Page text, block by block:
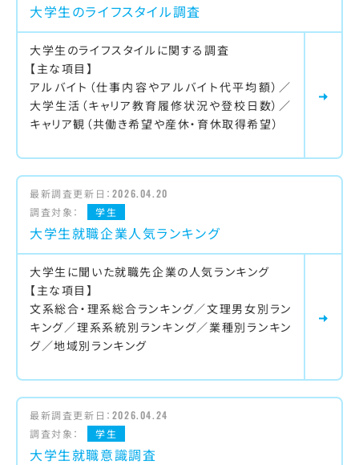
大学生のライフスタイル調査
大学生のライフスタイルに関する調査
【主な項目】
アルバイト（仕事内容やアルバイト代平均額）／
大学生活（キャリア教育履修状況や登校日数）／
キャリア観（共働き希望や産休・育休取得希望）
最新調査更新日： 2026.04.20
調査対象：
学生
大学生就職企業人気ランキング
大学生に聞いた就職先企業の人気ランキング
【主な項目】
文系総合・理系総合ランキング／文理男女別ラン
キング／理系系統別ランキング／業種別ランキン
グ／地域別ランキング
最新調査更新日： 2026.04.24
調査対象：
学生
大学生就職意識調査